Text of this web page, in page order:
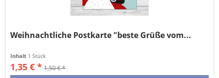
Weihnachtliche Postkarte "beste Grüße vom...
Inhalt 1 Stück
1,35 € * 1,50 € *